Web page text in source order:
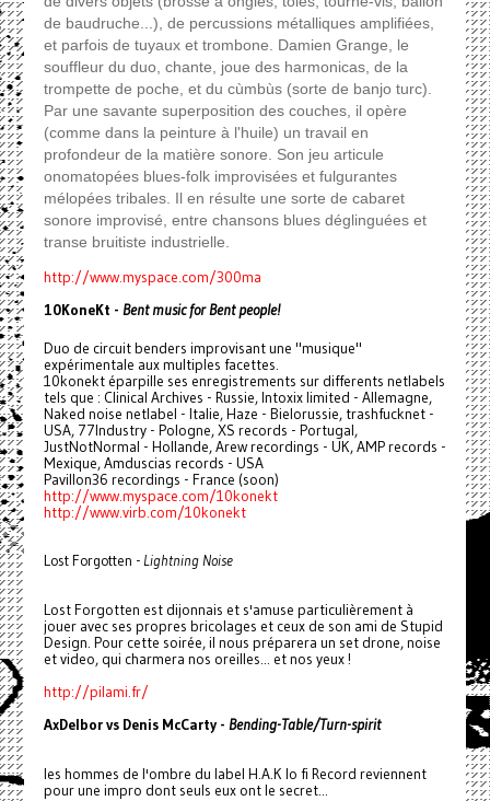
de baudruche...), de percussions métalliques amplifiées,
et parfois de tuyaux et trombone. Damien Grange, le
souffleur du duo, chante, joue des harmonicas, de la
trompette de poche, et du cùmbùs (sorte de banjo turc).
Par une savante superposition des couches, il opère
(comme dans la peinture à l'huile) un travail en
profondeur de la matière sonore. Son jeu articule
onomatopées blues-folk improvisées et fulgurantes
mélopées tribales. Il en résulte une sorte de cabaret
sonore improvisé, entre chansons blues déglinguées et
transe bruitiste industrielle.
http://www.myspace.com/300ma
10KoneKt - Bent music for Bent people!
Duo de circuit benders improvisant une "musique"
expérimentale aux multiples facettes.
10konekt éparpille ses enregistrements sur differents netlabels
tels que : Clinical Archives - Russie, Intoxix limited - Allemagne,
Naked noise netlabel - Italie, Haze - Bielorussie, trashfucknet -
USA, 77Industry - Pologne, XS records - Portugal,
JustNotNormal - Hollande, Arew recordings - UK, AMP records -
Mexique, Amduscias records - USA
Pavillon36 recordings - France (soon)
http://www.myspace.com/10konekt
http://www.virb.com/10konekt
Lost Forgotten -Lightning Noise
Lost Forgotten est dijonnais et s'amuse particulièrement à
jouer avec ses propres bricolages et ceux de son ami de Stupid
Design. Pour cette soirée, il nous préparera un set drone, noise
et video, qui charmera nos oreilles... et nos yeux !
http://pilami.fr/
AxDelbor vs Denis McCarty - Bending-Table/Turn-spirit
les hommes de l'ombre du label H.A.K lo fi Record reviennent
pour une impro dont seuls eux ont le secret...